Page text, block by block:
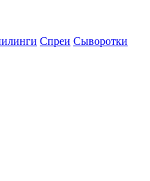
Спреи Сыворотки